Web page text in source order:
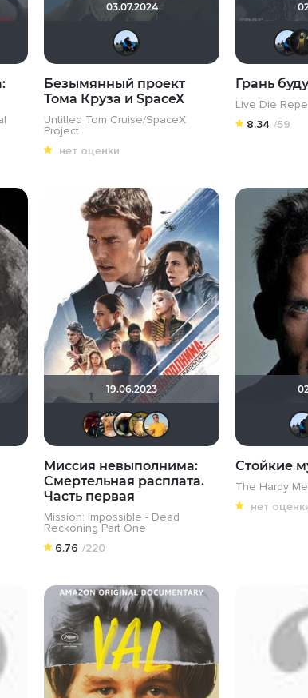
03.07.2024
Безымянный проект
Тома Круза и SpaceX
Untitled Tom Cruise/SpaceX
Project
нет оценки
Грань
Live Die
8.34 /59
19.06.2023
DranikZzz Michael Guy
Миссия невыполнима:
Смертельная расплата.
Часть первая
Mission: Impossible - Dead
Reckoning Part One
6.76 /220
Стойкие
The Hardy
нет